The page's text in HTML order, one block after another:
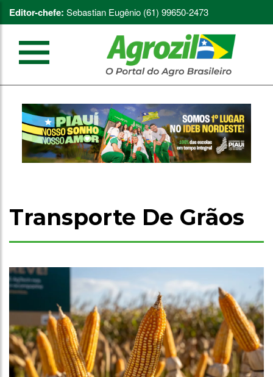
Editor-chefe: Sebastian Eugênio (61) 99650-2473
Transporte De Grãos